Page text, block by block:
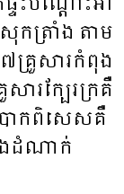
សុក​ត្រាំង​ តាម​
គ្រួ​សារ​កំ​ពុង​
ារ​ក្បែរ​ក្រ​គឺ​
ាក​ពិសេស​គឺ​
ង​ដំ​ណាក់​